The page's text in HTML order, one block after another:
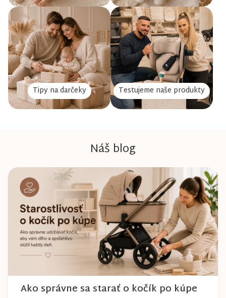
Tipy na darčeky Testujeme naše produkty
Náš blog
Ako správne sa starať o kočík po kúpe